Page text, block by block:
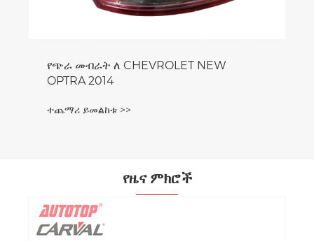
የጭራ መብራት ለ CHEVROLET NEW
OPTRA 2014
ተጨማሪ ይመልከቱ >>
የዜና ምክሮች